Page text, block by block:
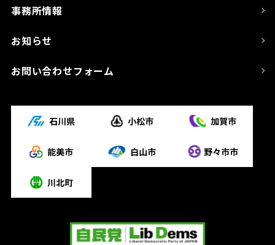
事務所情報
お知らせ
お問い合わせフォーム